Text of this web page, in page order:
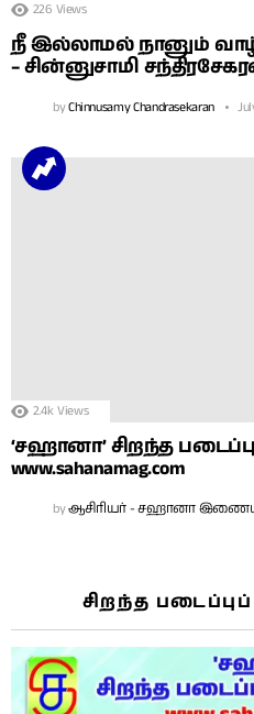
226 Views
நீ இல்லாமல் நானும்
– சின்னுசாமி
byChinnusamy Chandrasekaran
2.4k Views
‘சஹானா’ சிறந்த
www.sahanamag.com
byஆசிரியர் - சஹானா
சிறந்த படைப்புப்